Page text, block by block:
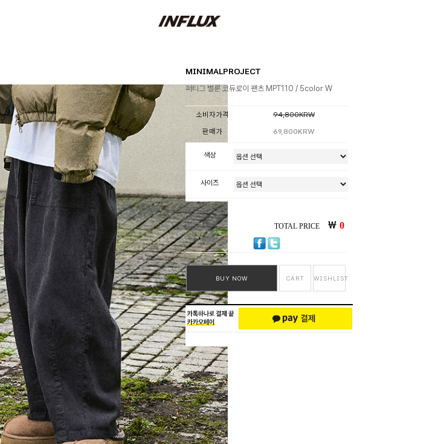
MINIMALPROJECT
퍼티그 벌룬 코듀로이 팬츠 MPT110 / 5color W
소비자가격
94,800KRW
판매가
69,800KRW
색상
사이즈
TOTAL PRICE ￦ 0
BUY NOW CART WISHLIST